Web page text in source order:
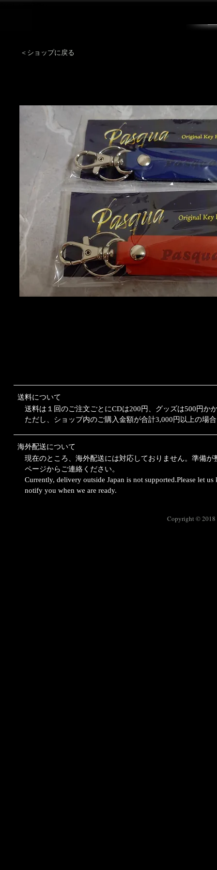
＜ショップに戻る
​送料について
送料は１回のご注文ごとにCDは200円、グッズは500円か
ただし、ショップ内のご購入金額が合計3,000円以上の場
​海外配送について
現在のところ、海外配送には対応しておりません。準備
ページからご連絡ください。
Currently, delivery outside Japan is not supported.Please let
notify you when we are ready.
Copyright © 2018